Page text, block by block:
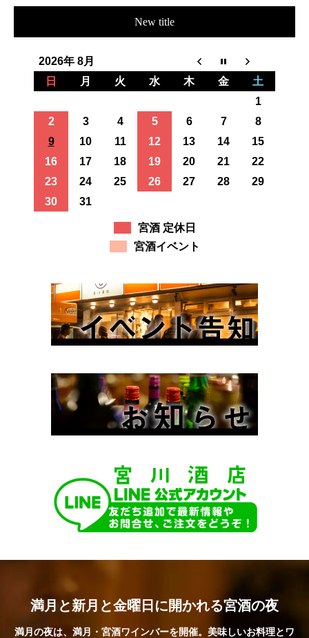
New title
2026年 8月
日
月 火 水 木 金
土
1
2
3 4 5 6 7
8
9
10 11 12 13 14
15
16
17 18 19 20 21
22
23
24 25 26 27 28
29
30
31
宮酒 定休日
宮酒イベント
満月と新月と金曜日に開かれる宮酒の夜
満月の夜は、満月・宮酒ワインバーを開催。美味しいお料理とワ